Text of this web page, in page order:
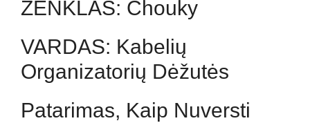
ŽENKLAS: Chouky
VARDAS: Kabelių
Organizatorių Dėžutės
Patarimas, Kaip Nuversti